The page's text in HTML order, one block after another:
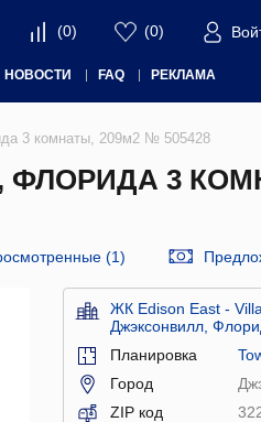
(0) (0)
НОВОСТИ FAQ РЕКЛАМА
3 комнаты, 209м2 № 505428
ФЛОРИДА 3
(1)
ЖК Edison East -
Джэксонвилл,
Планировка
Город
ZIP код